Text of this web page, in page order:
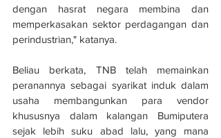
dengan hasrat negara membina dan
memperkasakan sektor perdagangan dan
perindustrian," katanya.
Beliau berkata, TNB telah memainkan
peranannya sebagai syarikat induk dalam
usaha membangunkan para vendor
khususnya dalam kalangan Bumiputera
sejak lebih suku abad lalu, yang mana